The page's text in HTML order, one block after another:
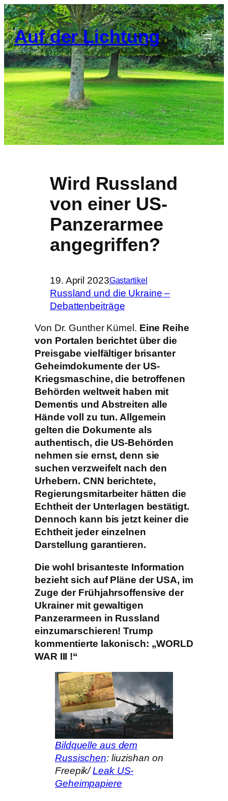
Zum
Inhalt
springen
Auf der Lichtung
Wird Russland
von einer US-
Panzerarmee
angegriffen?
19. April 2023Gastartikel
Russland und die Ukraine –
Debattenbeiträge
Von Dr. Gunther Kümel. Eine Reihe
von Portalen berichtet über die
Preisgabe vielfältiger brisanter
Geheimdokumente der US-
Kriegsmaschine, die betroffenen
Behörden weltweit haben mit
Dementis und Abstreiten alle
Hände voll zu tun. Allgemein
gelten die Dokumente als
authentisch, die US-Behörden
nehmen sie ernst, denn sie
suchen verzweifelt nach den
Urhebern. CNN berichtete,
Regierungsmitarbeiter hätten die
Echtheit der Unterlagen bestätigt.
Dennoch kann bis jetzt keiner die
Echtheit jeder einzelnen
Darstellung garantieren.
Die wohl brisanteste Information
bezieht sich auf Pläne der USA, im
Zuge der Frühjahrsoffensive der
Ukrainer mit gewaltigen
Panzerarmeen in Russland
einzumarschieren! Trump
kommentierte lakonisch: „WORLD
WAR III !“
Bildquelle aus dem
Russischen: liuzishan on
Freepik/Leak US-
Geheimpapiere